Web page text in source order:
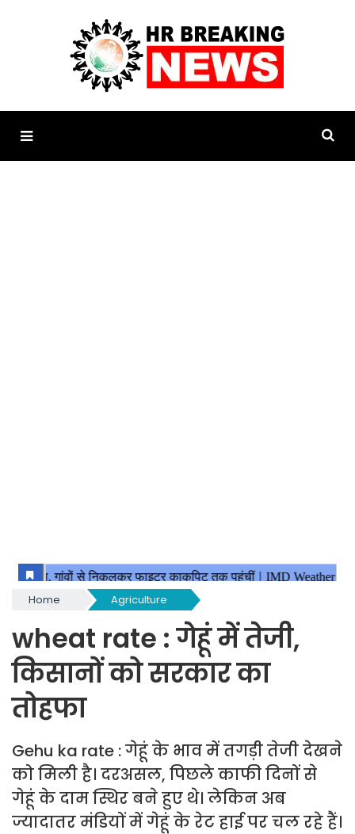
Home Agriculture
wheat rate : गेहूं में तेजी,
किसानों को सरकार का
तोहफा
Gehu ka rate : गेहूं के भाव में तगड़ी तेजी देखने
को मिली है। दरअसल, पिछले काफी दिनों से
गेहूं के दाम स्थिर बने हुए थे। लेकिन अब
ज्यादातर मंडियों में गेहूं के रेट हाई पर चल रहे हैं।